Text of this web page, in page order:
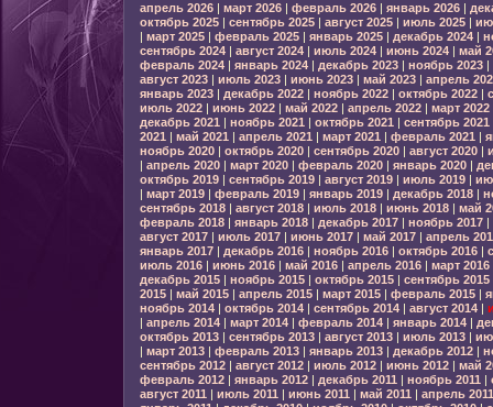
апрель 2026| март 2026| февраль 2026| январь 2026|
октябрь 2025| сентябрь 2025| август 2025| июль 2025|
| март 2025| февраль 2025| январь 2025| декабрь 2024|
сентябрь 2024| август 2024| июль 2024| июнь 2024| май
февраль 2024| январь 2024| декабрь 2023| ноябрь 2023|
август 2023| июль 2023| июнь 2023| май 2023| апрель
январь 2023| декабрь 2022| ноябрь 2022| октябрь 2022|
июль 2022| июнь 2022| май 2022| апрель 2022| март 2022
декабрь 2021 | ноябрь 2021 | октябрь 2021 | сентябрь 2021
2021 | май 2021 | апрель 2021 | март 2021 | февраль 2021 |
ноябрь 2020| октябрь 2020| сентябрь 2020| август 2020|
| апрель 2020| март 2020| февраль 2020| январь 2020|
октябрь 2019| сентябрь 2019| август 2019| июль 2019|
| март 2019| февраль 2019| январь 2019| декабрь 2018|
сентябрь 2018| август 2018| июль 2018| июнь 2018| май
февраль 2018| январь 2018| декабрь 2017| ноябрь 2017|
август 2017| июль 2017| июнь 2017| май 2017| апрель
январь 2017| декабрь 2016| ноябрь 2016| октябрь 2016|
июль 2016| июнь 2016| май 2016| апрель 2016| март 2016
декабрь 2015| ноябрь 2015| октябрь 2015| сентябрь 2015
2015| май 2015| апрель 2015| март 2015| февраль 2015|
ноябрь 2014| октябрь 2014| сентябрь 2014| август 2014|
| апрель 2014| март 2014| февраль 2014| январь 2014|
октябрь 2013| сентябрь 2013| август 2013| июль 2013|
| март 2013| февраль 2013| январь 2013| декабрь 2012|
сентябрь 2012| август 2012| июль 2012| июнь 2012| май
февраль 2012| январь 2012| декабрь 2011 | ноябрь 2011 |
август 2011 | июль 2011 | июнь 2011 | май 2011 | апрель 2011